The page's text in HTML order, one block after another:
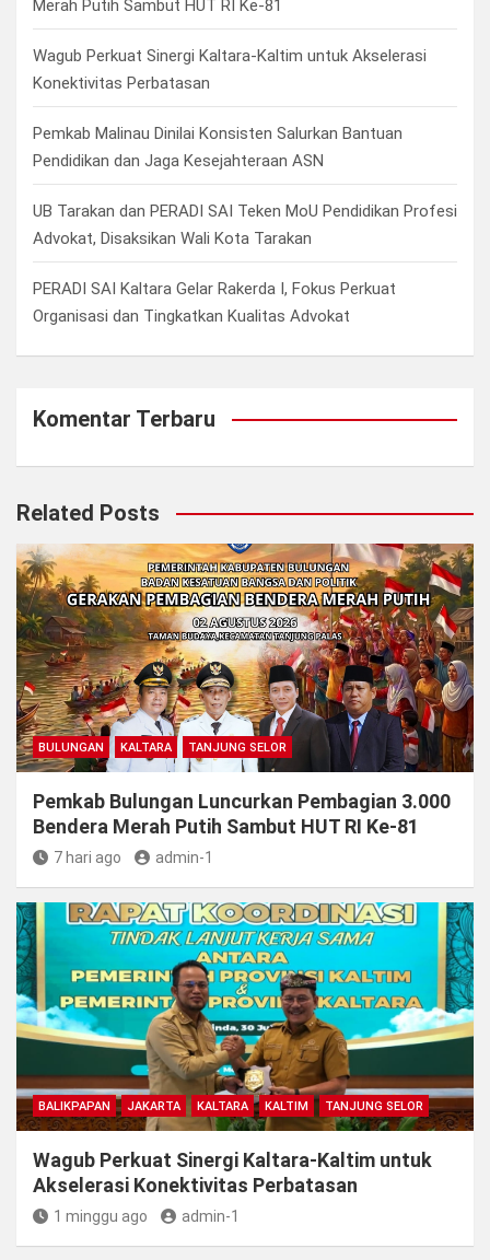
Merah Putih Sambut HUT RI Ke-81
Wagub Perkuat Sinergi Kaltara-Kaltim untuk Akselerasi
Konektivitas Perbatasan
Pemkab Malinau Dinilai Konsisten Salurkan Bantuan
Pendidikan dan Jaga Kesejahteraan ASN
UB Tarakan dan PERADI SAI Teken MoU Pendidikan Profesi
Advokat, Disaksikan Wali Kota Tarakan
PERADI SAI Kaltara Gelar Rakerda I, Fokus Perkuat
Organisasi dan Tingkatkan Kualitas Advokat
Komentar Terbaru
Related Posts
BULUNGAN KALTARA TANJUNG SELOR
Pemkab Bulungan Luncurkan Pembagian 3.000
Bendera Merah Putih Sambut HUT RI Ke-81
7 hari ago admin-1
BALIKPAPAN JAKARTA KALTARA KALTIM TANJUNG SELOR
Wagub Perkuat Sinergi Kaltara-Kaltim untuk
Akselerasi Konektivitas Perbatasan
1 minggu ago admin-1